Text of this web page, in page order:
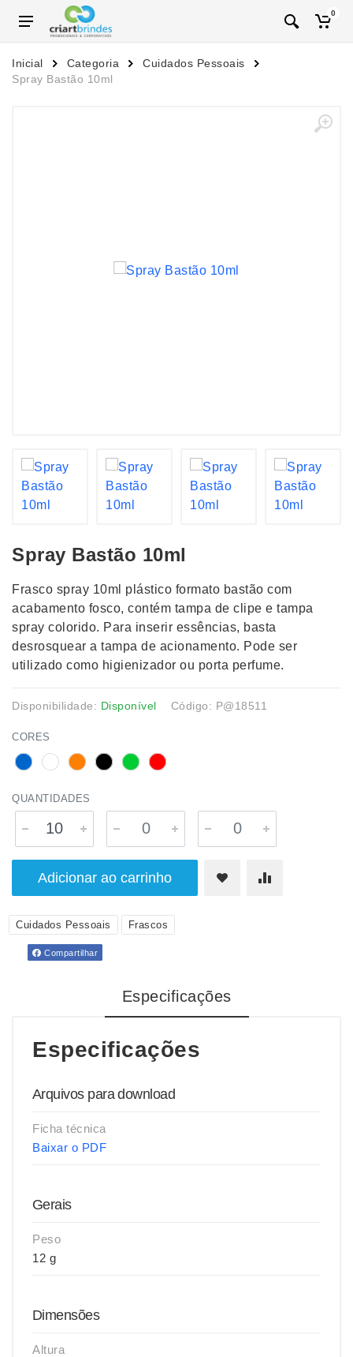
0
Inicial Categoria
Cuidados Pessoais
Spray Bastão 10ml
Spray Bastão 10ml
Frasco spray 10ml plástico formato bastão com
acabamento fosco, contém tampa de clipe e tampa
spray colorido. Para inserir essências, basta
desrosquear a tampa de acionamento. Pode ser
utilizado como higienizador ou porta perfume.
Disponibilidade: Disponível Código: P@18511
CORES
QUANTIDADES
Adicionar ao carrinho
Cuidados Pessoais Frascos
Compartilhar
Especificações
Especificações
Arquivos para download
Ficha técnica
Baixar o PDF
Gerais
Peso
12 g
Dimensões
Altura